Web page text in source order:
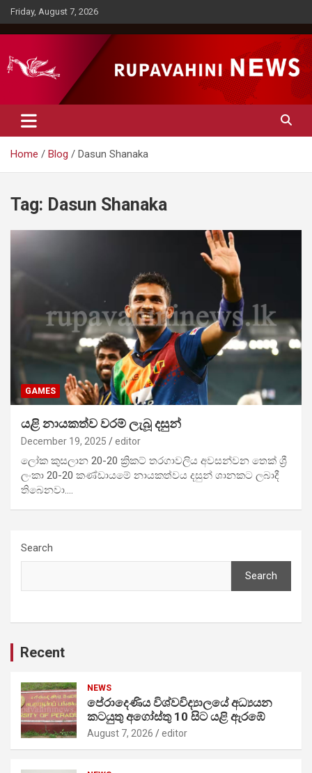
Skip
to
content
Friday, August 7, 2026
Rupavahini News
Home Blog Dasun Shanaka
Tag: Dasun Shanaka
GAMES
යළි නායකත්ව වරම් ලැබූ දසුන්
December 19, 2025 editor
ලෝක කුසලාන 20-20 ක්‍රිකට් තරගාවලිය අවසන්වන තෙක් ශ්‍රී
ලංකා 20-20 කණ්ඩායමේ නායකත්වය දසුන් ශානකට ලබාදී
තිබෙනවා.…
Search
Search
Recent
NEWS
පේරාදෙණිය විශ්වවිද්‍යාලයේ අධ්‍යයන
කටයුතු අගෝස්තු 10 සිට යළි ඇරඹේ
August 7, 2026 editor